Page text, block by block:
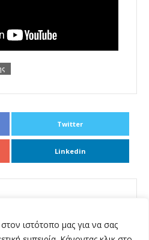
ιστότοπο μας για να σας
Twitter
Linkedin
«πλειοδοσία»